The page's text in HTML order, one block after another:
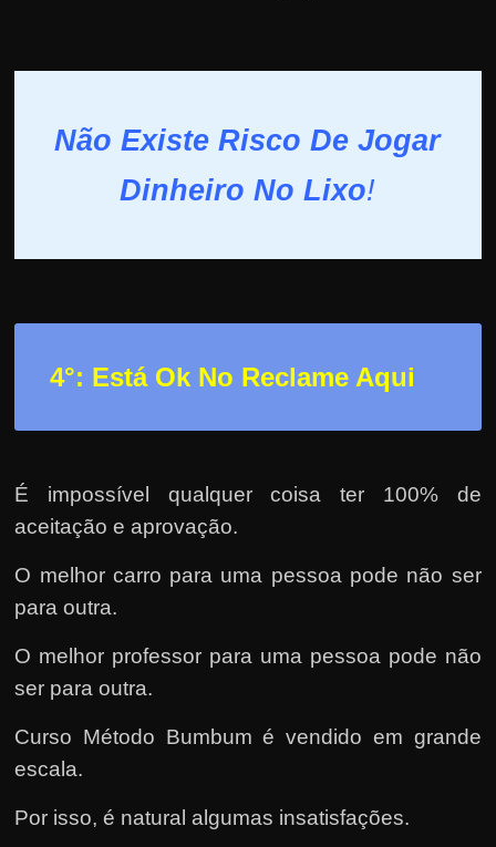
Não Existe Risco De Jogar
Dinheiro No Lixo!
4°: Está Ok No Reclame Aqui
É impossível qualquer coisa ter 100% de
aceitação e aprovação.
O melhor carro para uma pessoa pode não ser
para outra.
O melhor professor para uma pessoa pode não
ser para outra.
Curso Método Bumbum é vendido em grande
escala.
Por isso, é natural algumas insatisfações.